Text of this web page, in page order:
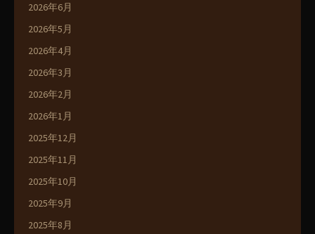
2026年6月
2026年5月
2026年4月
2026年3月
2026年2月
2026年1月
2025年12月
2025年11月
2025年10月
2025年9月
2025年8月